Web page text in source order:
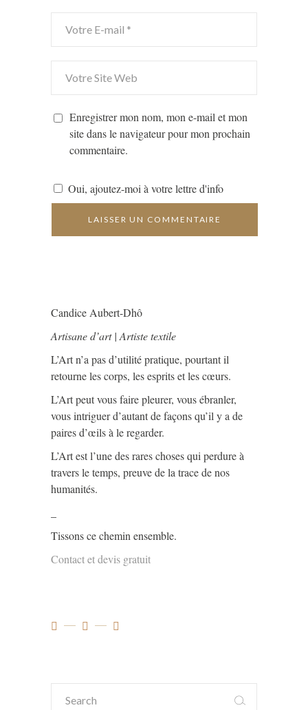
Enregistrer mon nom, mon e-mail et mon
site dans le navigateur pour mon prochain
commentaire.
Oui, ajoutez-moi à votre lettre d'info
Candice Aubert-Dhô
Artisane d’art | Artiste textile
L’Art n’a pas d’utilité pratique, pourtant il
retourne les corps, les esprits et les cœurs.
L’Art peut vous faire pleurer, vous ébranler,
vous intriguer d’autant de façons qu’il y a de
paires d’œils à le regarder.
L’Art est l’une des rares choses qui perdure à
travers le temps, preuve de la trace de nos
humanités.
Tissons ce chemin ensemble.
Contact et devis gratuit
Search
for: